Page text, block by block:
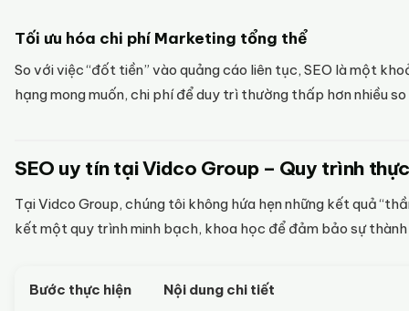
Tối ưu hóa chi phí Marketing tổng thể
So với việc “đốt tiền” vào quảng cáo liên tục, SEO là một
hạng mong muốn, chi phí để duy trì thường thấp hơn nhiều
SEO uy tín tại Vidco Group – Quy trình
Tại Vidco Group, chúng tôi không hứa hẹn những kết quả
kết một quy trình minh bạch, khoa học để đảm bảo sự
Bước thực hiện Nội dung chi tiết